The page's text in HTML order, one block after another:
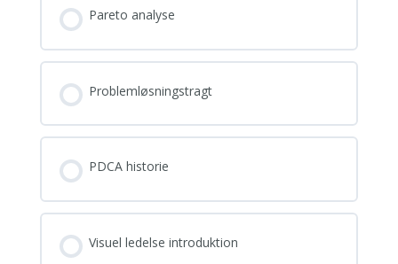
Pareto analyse
Problemløsningstragt
PDCA historie
Visuel ledelse introduktion